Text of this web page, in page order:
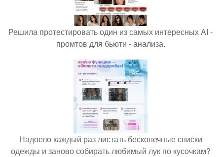
Решила протестировать один из самых интересных AI -
промтов для бьюти - анализа.
Надоело каждый раз листать бесконечные списки
одежды и заново собирать любимый лук по кусочкам?